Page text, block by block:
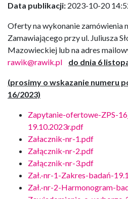
Data publikacji: 2023-10-20
Oferty na wykonanie zamówienia
Zamawiającego przy ul. Juliusza
Mazowieckiej lub na adres
rawik@rawik.pl
do dnia 6
(prosimy o wskazanie numeru
16/2023)
Zapytanie-ofertowe-ZPS-
19.10.2023r.pdf
Załacznik-nr-1.pdf
Załącznik-nr-2.pdf
Załącznik-nr-3.pdf
Zał.-nr-1-Zakres-badań-
Zał.-nr-2-Harmonogram-